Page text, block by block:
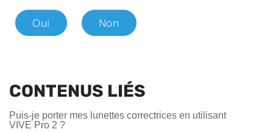
Oui Non
CONTENUS LIÉS
Puis-je porter mes lunettes correctrices en utilisant
VIVE Pro 2 ?